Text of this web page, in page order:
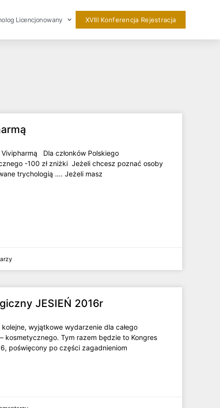
Licencjonowany XVIII Konferencja Rejestracja
Dla członków Polskiego
-100 zł zniżki Jeżeli chcesz poznać osoby
trychologią …. Jeżeli masz
JESIEŃ 2016r
wyjątkowe wydarzenie dla całego
kosmetycznego. Tym razem będzie to Kongres
poświęcony po części zagadnieniom